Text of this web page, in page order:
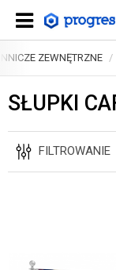
ZEWNĘTRZNE
SŁUPKI
FILTROWANIE